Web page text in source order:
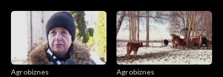
Agrobiznes
Agrobiznes